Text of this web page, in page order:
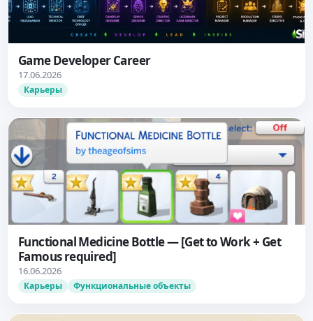
Game Developer Career
17.06.2026
Карьеры
Functional Medicine Bottle — [Get to Work + Get
Famous required]
16.06.2026
Карьеры Функциональные объекты